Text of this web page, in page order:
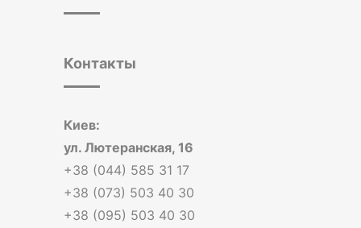
Контакты
Киев:
ул. Лютеранская, 16
+38 (044) 585 31 17
+38 (073) 503 40 30
+38 (095) 503 40 30